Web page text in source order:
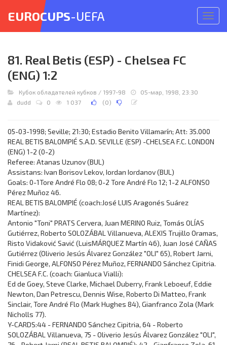
меню
EUROCUPS-UEFA
81. Real Betis (ESP) - Chelsea FC
(ENG) 1:2
Кубок обладателей кубков / 1997-98
05-мар, 1998, 23:30
dudd
0 1 037 (0)
05-03-1998; Seville; 21:30; Estadio Benito Villamarín; Att: 35.000
REAL BETIS BALOMPIÉ S.A.D. SEVILLE (ESP) -CHELSEA F.C. LONDON
(ENG) 1-2 (0-2)
Referee: Atanas Uzunov (BUL)
Assistans: Ivan Borisov Lekov, Iordan Iordanov (BUL)
Goals: 0-1Tore André Flo 08; 0-2 Tore André Flo 12; 1-2 ALFONSO
Pérez Muñoz 46.
REAL BETIS BALOMPIÉ (coach:José LUIS Aragonés Suárez
Martínez):
Antonio "Toni" PRATS Cervera, Juan MERINO Ruiz, Tomás OLÍAS
Gutiérrez, Roberto SOLOZÁBAL Villanueva, ALEXIS Trujillo Oramas,
Risto Vidaković Savić (LuisMÁRQUEZ Martín 46), Juan José CAÑAS
Gutiérrez (Oliverio Jesús Álvarez González "OLI" 65), Robert Jarni,
Finidi George, ALFONSO Pérez Muñoz, FERNANDO Sánchez Cipitria.
CHELSEA F.C. (coach: Gianluca Vialli):
Ed de Goey, Steve Clarke, Michael Duberry, Frank Leboeuf, Eddie
Newton, Dan Petrescu, Dennis Wise, Roberto Di Matteo, Frank
Sinclair, Tore André Flo (Mark Hughes 84), Gianfranco Zola (Mark
Nicholls 77).
Y-CARDS:44 - FERNANDO Sánchez Cipitria, 64 - Roberto
SOLOZÁBAL Villanueva, 75 - Oliverio Jesús Álvarez González "OLI",